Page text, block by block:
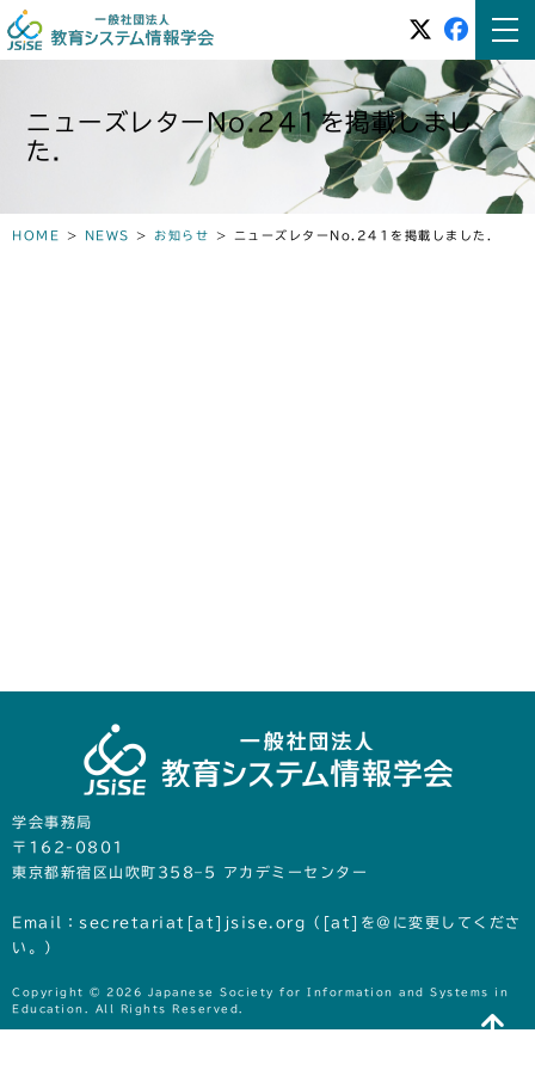
ニューズレターNo.241を掲載しまし
た．
HOME > NEWS > お知らせ > ニューズレターNo.241を掲載しました．
学会事務局
〒162-0801
東京都新宿区山吹町358‒5 アカデミーセンター
Email：secretariat[at]jsise.org（[at]を@に変更してくださ
い。）
Copyright © 2026 Japanese Society for Information and Systems in
Education. All Rights Reserved.